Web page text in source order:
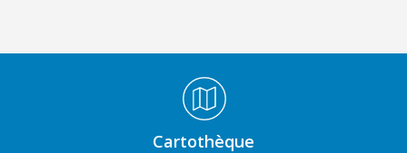
Cartothèque